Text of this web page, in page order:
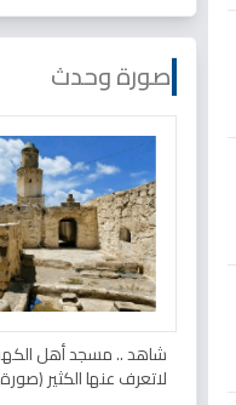
صورة وحدث
شاهد .. مسجد أهل الكهف
لاتعرف عنها الكثير